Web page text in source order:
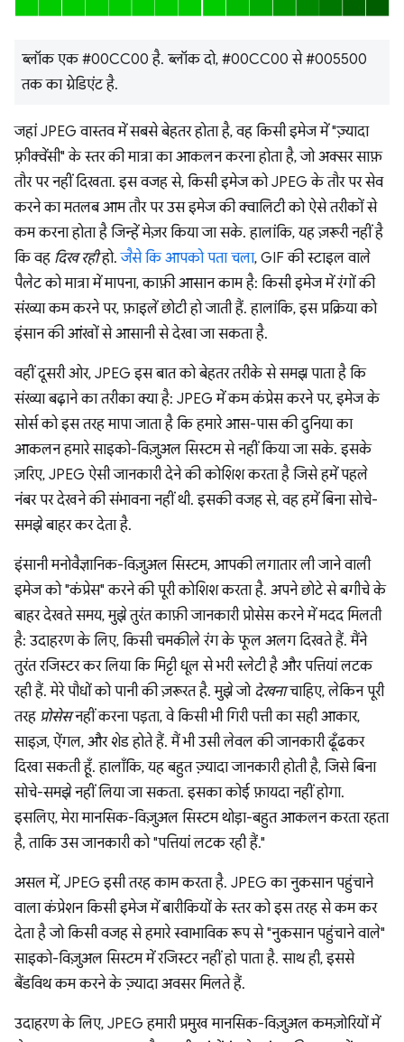
ब्लॉक एक #00CC00 है. ब्लॉक दो, #00CC00 से #005500
तक का ग्रेडिएंट है.
जहां JPEG वास्तव में सबसे बेहतर होता है, वह किसी इमेज में "ज़्यादा
फ़्रीक्वेंसी" के स्तर की मात्रा का आकलन करना होता है, जो अक्सर साफ़
तौर पर नहीं दिखता. इस वजह से, किसी इमेज को JPEG के तौर पर सेव
करने का मतलब आम तौर पर उस इमेज की क्वालिटी को ऐसे तरीकों से
कम करना होता है जिन्हें मेज़र किया जा सके. हालांकि, यह ज़रूरी नहीं है
कि वह दिख रहीहो.जैसे कि आपको पता चला, GIF की स्टाइल वाले
पैलेट को मात्रा में मापना, काफ़ी आसान काम है: किसी इमेज में रंगों की
संख्या कम करने पर, फ़ाइलें छोटी हो जाती हैं. हालांकि, इस प्रक्रिया को
इंसान की आंखों से आसानी से देखा जा सकता है.
वहीं दूसरी ओर, JPEG इस बात को बेहतर तरीके से समझ पाता है कि
संख्या बढ़ाने का तरीका क्या है: JPEG में कम कंप्रेस करने पर, इमेज के
सोर्स को इस तरह मापा जाता है कि हमारे आस-पास की दुनिया का
आकलन हमारे साइको-विज़ुअल सिस्टम से नहीं किया जा सके. इसके
ज़रिए, JPEG ऐसी जानकारी देने की कोशिश करता है जिसे हमें पहले
नंबर पर देखने की संभावना नहीं थी. इसकी वजह से, वह हमें बिना सोचे-
समझे बाहर कर देता है.
इंसानी मनोवैज्ञानिक-विज़ुअल सिस्टम, आपकी लगातार ली जाने वाली
इमेज को "कंप्रेस" करने की पूरी कोशिश करता है. अपने छोटे से बगीचे के
बाहर देखते समय, मुझे तुरंत काफ़ी जानकारी प्रोसेस करने में मदद मिलती
है: उदाहरण के लिए, किसी चमकीले रंग के फूल अलग दिखते हैं. मैंने
तुरंत रजिस्टर कर लिया कि मिट्टी धूल से भरी स्लेटी है और पत्तियां लटक
रही हैं. मेरे पौधों को पानी की ज़रूरत है. मुझे जो देखनाचाहिए, लेकिन पूरी
तरह प्रोसेसनहीं करना पड़ता, वे किसी भी गिरी पत्ती का सही आकार,
साइज़, ऐंगल, और शेड होते हैं. मैं भी उसी लेवल की जानकारी ढूँढकर
दिखा सकती हूँ. हालाँकि, यह बहुत ज़्यादा जानकारी होती है, जिसे बिना
सोचे-समझे नहीं लिया जा सकता. इसका कोई फ़ायदा नहीं होगा.
इसलिए, मेरा मानसिक-विज़ुअल सिस्टम थोड़ा-बहुत आकलन करता रहता
है, ताकि उस जानकारी को "पत्तियां लटक रही हैं."
असल में, JPEG इसी तरह काम करता है. JPEG का नुकसान पहुंचाने
वाला कंप्रेशन किसी इमेज में बारीकियों के स्तर को इस तरह से कम कर
देता है जो किसी वजह से हमारे स्वाभाविक रूप से "नुकसान पहुंचाने वाले"
साइको-विज़ुअल सिस्टम में रजिस्टर नहीं हो पाता है. साथ ही, इससे
बैंडविथ कम करने के ज़्यादा अवसर मिलते हैं.
उदाहरण के लिए, JPEG हमारी प्रमुख मानसिक-विज़ुअल कमज़ोरियों में